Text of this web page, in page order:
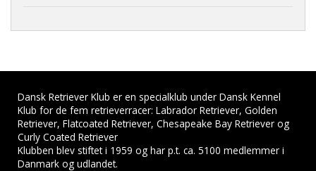
Dansk Retriever Klub er en specialklub under Dansk Kennel
Klub for de fem retrieverracer: Labrador Retriever, Golden
Retriever, Flatcoated Retriever, Chesapeake Bay Retriever og
Curly Coated Retriever
Klubben blev stiftet i 1959 og har p.t. ca. 5100 medlemmer i
Danmark og udlandet.